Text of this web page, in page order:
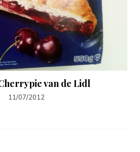
van de Lidl
11/07/2012